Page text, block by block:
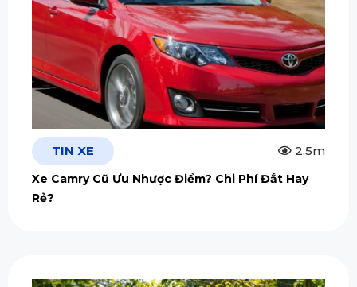
TIN XE 2.5m
Xe Camry Cũ Ưu Nhược Điểm? Chi Phí Đắt Hay
Rẻ?